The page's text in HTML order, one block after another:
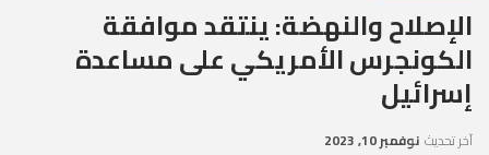
الإصلاح والنهضة: ينتقد موافقة
الكونجرس الأمريكي على مساعدة
إسرائيل
آخر تحديث نوفمبر 10, 2023